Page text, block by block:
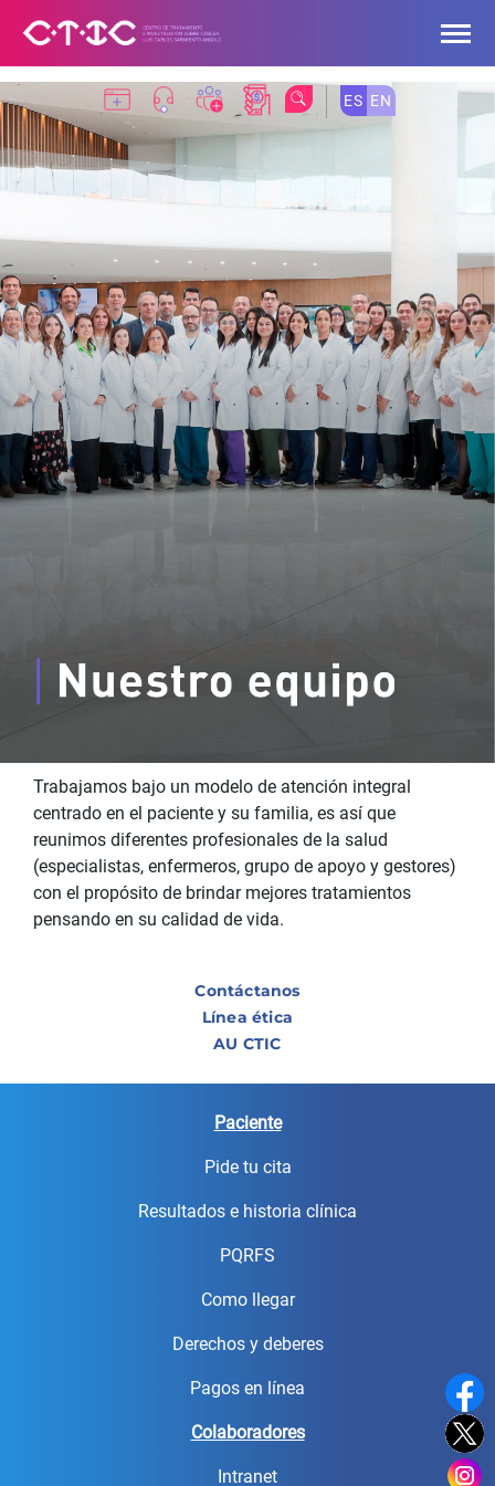
Saltar al contenido principal ES EN
Trabajamos bajo un modelo de atención integral
centrado en el paciente y su familia, es así que
reunimos diferentes profesionales de la salud
(especialistas, enfermeros, grupo de apoyo y gestores)
con el propósito de brindar mejores tratamientos
pensando en su calidad de vida.
Contáctanos
Línea ética
AU CTIC
Paciente
Pide tu cita
Resultados e historia clínica
PQRFS
Como llegar
Derechos y deberes
Pagos en línea
Colaboradores
Intranet